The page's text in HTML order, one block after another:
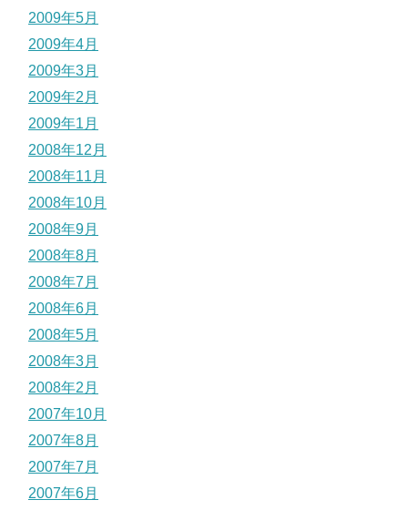
2009年5月
2009年4月
2009年3月
2009年2月
2009年1月
2008年12月
2008年11月
2008年10月
2008年9月
2008年8月
2008年7月
2008年6月
2008年5月
2008年3月
2008年2月
2007年10月
2007年8月
2007年7月
2007年6月